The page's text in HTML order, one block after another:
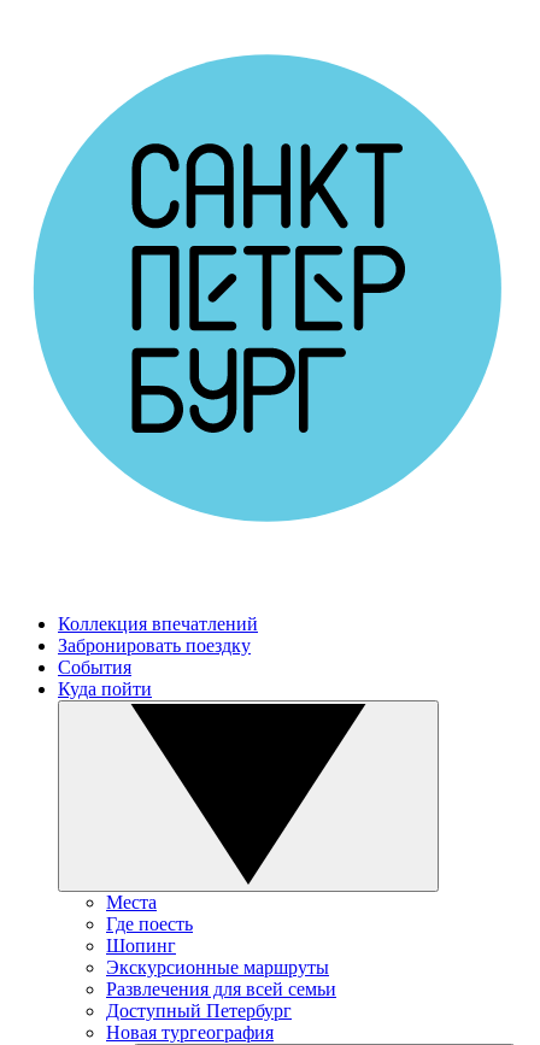
Коллекция впечатлений
Забронировать поездку
События
Куда пойти
Места
Где поесть
Шопинг
Экскурсионные маршруты
Развлечения для всей семьи
Доступный Петербург
Новая тургеография